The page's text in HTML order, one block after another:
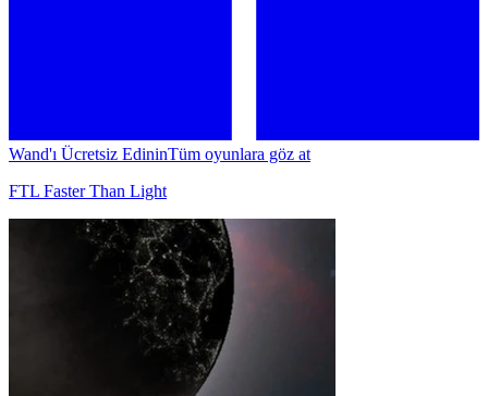
Wand'ı Ücretsiz EdininTüm oyunlara göz at
FTL Faster Than Light